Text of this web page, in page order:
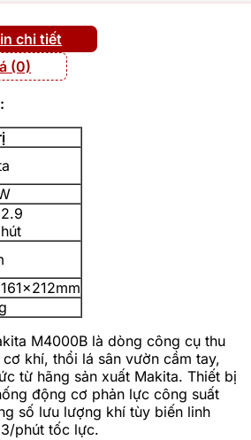
chi tiết
(0)
M4000B là dòng công cụ thu
khí, thổi lá sân vườn cầm tay,
từ hãng sản xuất Makita. Thiết bị
động cơ phản lực công suất
số lưu lượng khí tùy biến linh
phút tốc lực.